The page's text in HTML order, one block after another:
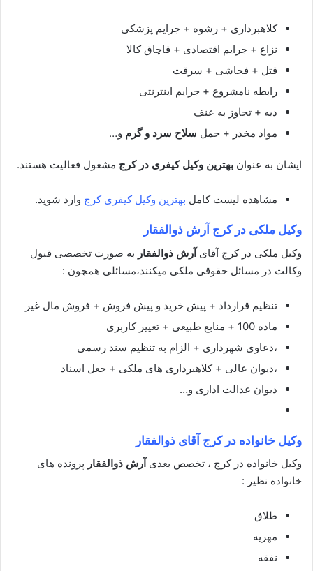
کلاهبرداری + رشوه + جرایم پزشکی
نزاع + جرایم اقتصادی + قاچاق کالا
قتل + فحاشی + سرقت
رابطه نامشروع + جرایم اینترنتی
دیه + تجاوز به عنف
مواد مخدر + حمل سلاح سرد و گرم و…
ایشان به عنوان بهترین وکیل کیفری در کرج مشغول فعالیت هستند.
مشاهده لیست کامل بهترین وکیل کیفری کرج وارد شوید.
وکیل ملکی در کرج آرش ذوالفقار
وکیل ملکی در کرج آقایآرش ذوالفقار به صورت تخصصی قبول
وکالت در مسائل حقوقی ملکی میکنند،مسائلی همچون :
تنظیم قرارداد + پیش خرید و پیش فروش + فروش مال غیر
ماده 100 + منابع طبیعی + تغییر کاربری
،دعاوی شهرداری + الزام به تنظیم سند رسمی
،دیوان عالی + کلاهبرداری های ملکی + جعل اسناد
دیوان عدالت اداری و…
وکیل خانواده در کرج آقای ذوالفقار
وکیل خانواده در کرج ، تخصص بعدیآرش ذوالفقار پرونده های
خانواده نظیر :
طلاق
مهریه
نفقه